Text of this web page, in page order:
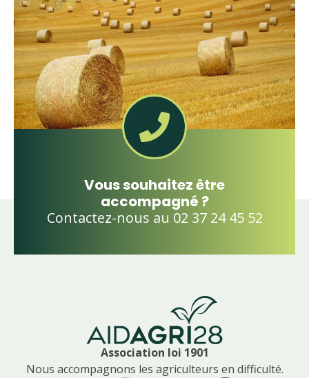
Vous souhaitez être
accompagné ?
Contactez-nous au 02 37 24 45 52
Association loi 1901
Nous accompagnons les agriculteurs en difficulté.